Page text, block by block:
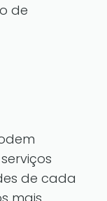
de
de cada